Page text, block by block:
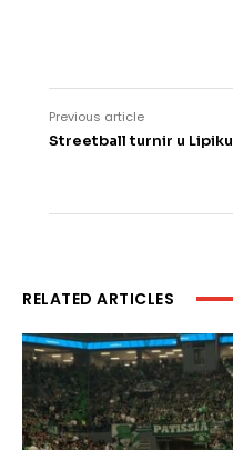
Previous article
Streetball turnir u Lipiku
RELATED ARTICLES